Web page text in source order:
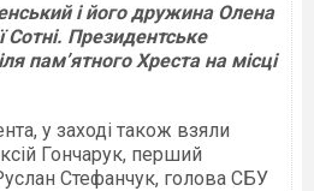
і його дружина Олена
Президентське
пам’ятного Хреста на місці
у заході також взяли
Гончарук, перший
Стефанчук, голова СБУ